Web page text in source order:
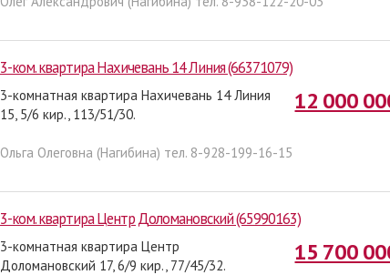
3-ком. квартира Нахичевань 14 Линия (66371079)
12 000
3-комнатная квартира Нахичевань 14 Линия
15, 5/6 кир., 113/51/30.
Ольга Олеговна (Нагибина) тел. 8-928-199-16-15
3-ком. квартира Центр Доломановский (65990163)
15 700
3-комнатная квартира Центр
Доломановский 17, 6/9 кир., 77/45/32.